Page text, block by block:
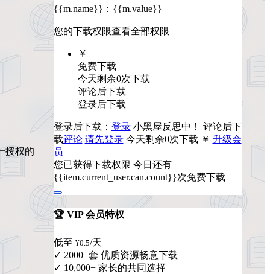
授权的
{{m.name}} ： {{m.value}}
您的下载权限查看全部权限
￥
免费下载
今天剩余0次下载
评论后下载
登录后下载
登录后下载： 登录 小黑屋反思中！ 评论后下
载评论 请先登录 今天剩余0次下载 ￥ 升级会
员
您已获得下载权限 今日还有
{{item.current_user.can.count}}次免费下载
🏆 VIP 会员特权
低至 ¥0.5/天
✓ 2000+套 优质资源畅意下载
✓ 10,000+ 家长的共同选择